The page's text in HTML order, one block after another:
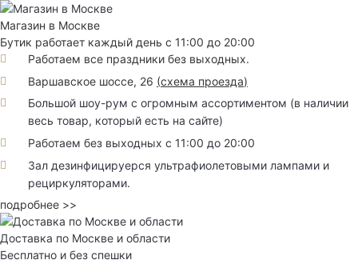
Магазин в Москве
Бутик работает каждый день с 11:00 до 20:00
Работаем все праздники без выходных.
Варшавское шоссе, 26 (схема проезда)
Большой шоу-рум с огромным ассортиментом (в наличии
весь товар, который есть на сайте)
Работаем без выходных с 11:00 до 20:00
Зал дезинфицируерся ультрафиолетовыми лампами и
рециркуляторами.
подробнее >>
Доставка по Москве и области
Бесплатно и без спешки